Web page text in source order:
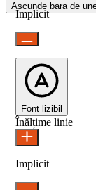
Ascunde bara de
Implicit
Font lizibil
Înălțime linie
Implicit